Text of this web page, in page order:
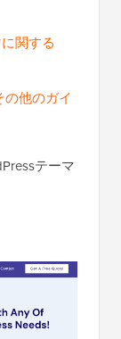
関する
他のガイ
テーマ